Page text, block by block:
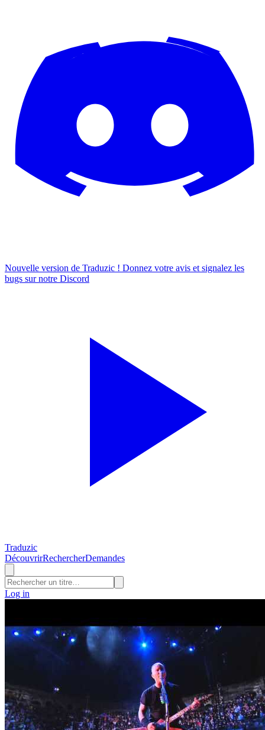
Nouvelle version de Traduzic ! Donnez votre avis et signalez les
bugs sur notre Discord
Traduzic
DécouvrirRechercherDemandes
Log in